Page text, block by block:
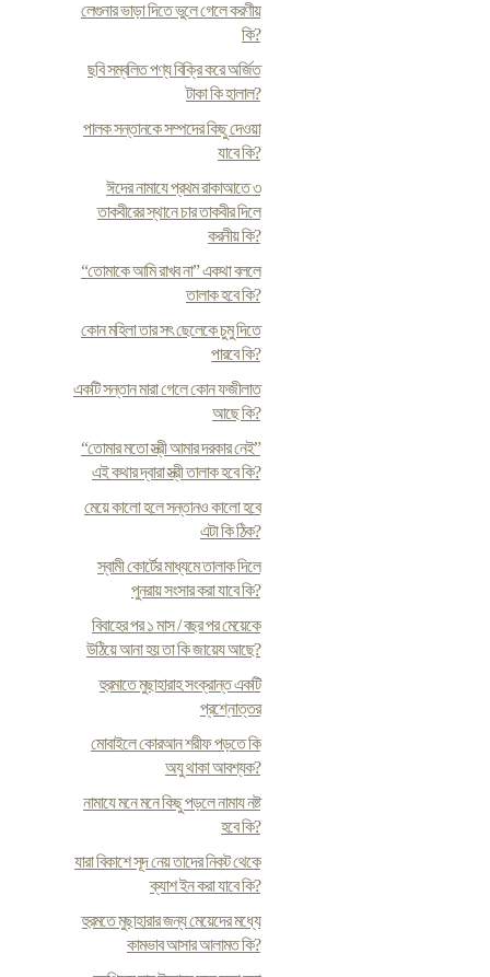
লেগুনার ভাড়া দিতে ভুলে গেলে করণীয়
কি?
ছবি সম্বলিত পণ্য বিক্রি করে অর্জিত
টাকা কি হালাল?
পালক সন্তানকে সম্পদের কিছু দেওয়া
যাবে কি?
ঈদের নামাযে প্রথম রাকাআতে ৩
তাকবীরের স্থানে চার তাকবীর দিলে
করনীয় কি?
“তোমাকে আমি রাখব না” একথা বললে
তালাক হবে কি?
কোন মহিলা তার সৎ ছেলেকে চুমু দিতে
পারবে কি?
একটি সন্তান মারা গেলে কোন ফজীলাত
আছে কি?
“তোমার মতো স্ত্রী আমার দরকার নেই”
এই কথার দ্বারা স্ত্রী তালাক হবে কি?
মেয়ে কালো হলে সন্তানও কালো হবে
এটা কি ঠিক?
স্বামী কোর্টের মাধ্যমে তালাক দিলে
পুনরায় সংসার করা যাবে কি?
বিবাহের পর ১ মাস / বছর পর মেয়েকে
উঠিয়ে আনা হয় তা কি জায়েয আছে?
হুরমাতে মুছাহারাহ সংক্রান্ত একটি
প্রশ্নোত্তর
মোবাইলে কোরআন শরীফ পড়তে কি
অযু থাকা আবশ্যক?
নামাযে মনে মনে কিছু পড়লে নামায নষ্ট
হবে কি?
যারা বিকাশে সূদ নেয় তাদের নিকট থেকে
ক্যাশ ইন করা যাবে কি?
হুরমতে মুছাহারার জন্য মেয়েদের মধ্যে
কামভাব আসার আলামত কি?